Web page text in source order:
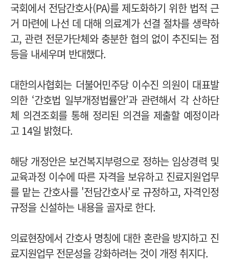
국회에서 전담간호사(PA)를 제도화하기 위한 법적 근
거 마련에 나선 데 대해 의료계가 선결 절차를 생략하
고, 관련 전문가단체와 충분한 협의 없이 추진되는 점
등을 내세우며 반대했다.
대한의사협회는 더불어민주당 이수진 의원이 대표발
의한 ‘간호법 일부개정법률안’과 관련해서 각 산하단
체 의견조회를 통해 정리된 의견을 제출할 예정이라
고 14일 밝혔다.
해당 개정안은 보건복지부령으로 정하는 임상경력 및
교육과정 이수에 따른 자격을 보유하고 진료지원업무
를 맡는 간호사를 '전담간호사'로 규정하고, 자격인정
규정을 신설하는 내용을 골자로 한다.
의료현장에서 간호사 명칭에 대한 혼란을 방지하고 진
료지원업무 전문성을 강화하려는 것이 개정 취지다.